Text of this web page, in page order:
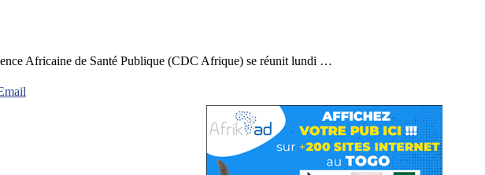
Africaine de Santé Publique (CDC Afrique) se réunit lundi …